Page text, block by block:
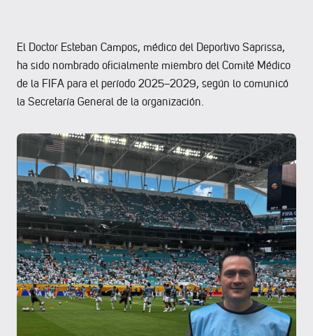
El Doctor Esteban Campos, médico del Deportivo Saprissa,
ha sido nombrado oficialmente miembro del Comité Médico
de la FIFA para el período 2025–2029, según lo comunicó
la Secretaría General de la organización.